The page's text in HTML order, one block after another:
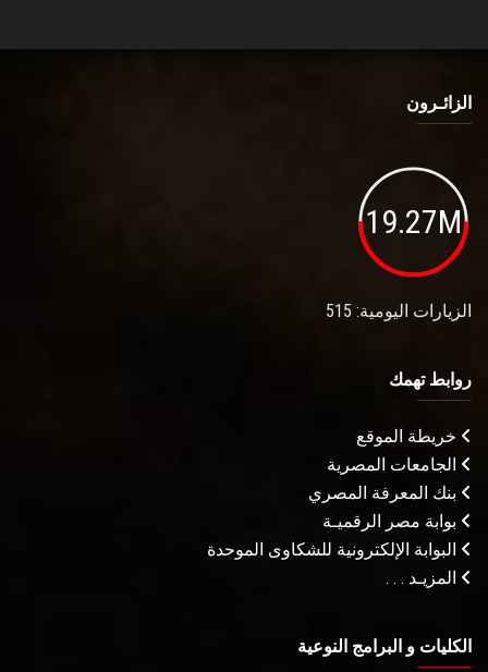
الزائـرون
19.27M
الزيارات اليومية: 515
روابط تهمك
خريطة الموقع
الجامعات المصرية
بنك المعرفة المصري
بوابة مصر الرقميـة
البوابة الإلكترونية للشكاوى الموحدة
المزيـد . . .
الكليات و البرامج النوعية